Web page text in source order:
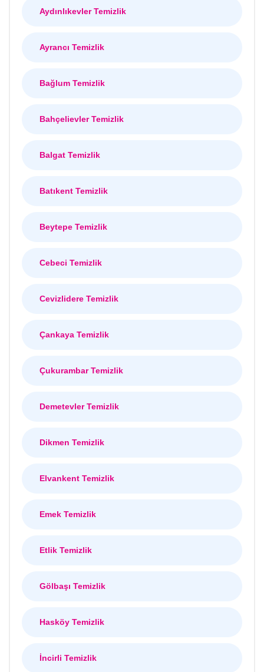
Aydınlıkevler Temizlik
Ayrancı Temizlik
Bağlum Temizlik
Bahçelievler Temizlik
Balgat Temizlik
Batıkent Temizlik
Beytepe Temizlik
Cebeci Temizlik
Cevizlidere Temizlik
Çankaya Temizlik
Çukurambar Temizlik
Demetevler Temizlik
Dikmen Temizlik
Elvankent Temizlik
Emek Temizlik
Etlik Temizlik
Gölbaşı Temizlik
Hasköy Temizlik
İncirli Temizlik